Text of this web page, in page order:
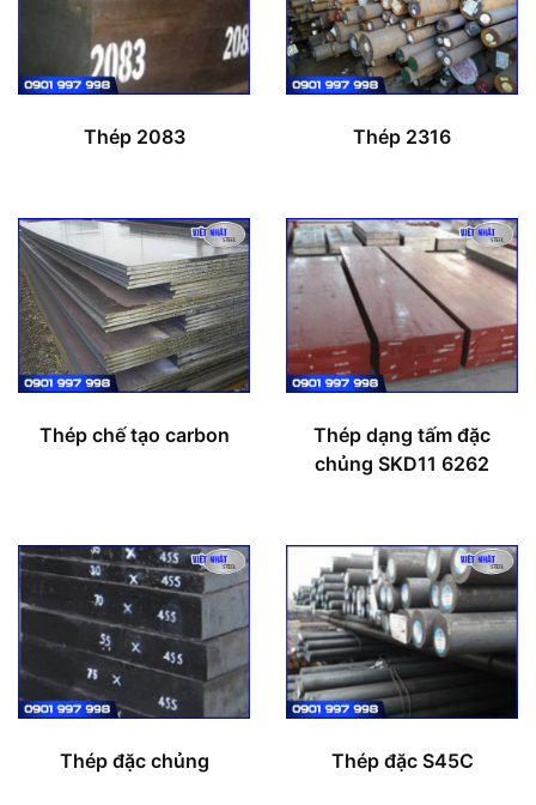
Thép 2083 Thép 2316
Thép chế tạo carbon
Thép dạng tấm đặc
chủng SKD11 6262
Thép đặc chủng Thép đặc S45C